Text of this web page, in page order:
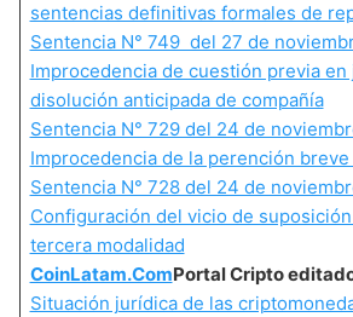
sentencias definitivas formales de
Sentencia N° 749 del 27 de
Improcedencia de cuestión previa
disolución anticipada de compañía
Sentencia N° 729 del 24 de
Improcedencia de la perención
Sentencia N° 728 del 24 de
Configuración del vicio de
tercera modalidad
CoinLatam.ComPortal Cripto
Situación jurídica de las